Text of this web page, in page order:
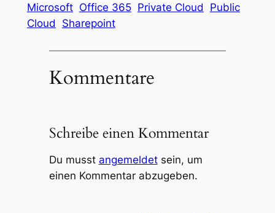
Microsoft Office 365 Private Cloud
Public
Cloud
Sharepoint
Kommentare
Schreibe einen Kommentar
Du musst angemeldetsein, um
einen Kommentar abzugeben.